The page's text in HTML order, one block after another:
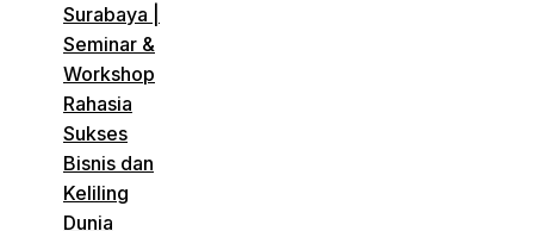
​Surabaya |
Seminar &
Workshop
Rahasia
Sukses
Bisnis dan
Keliling
Dunia